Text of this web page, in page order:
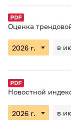
Оценка
в
Новостной
в